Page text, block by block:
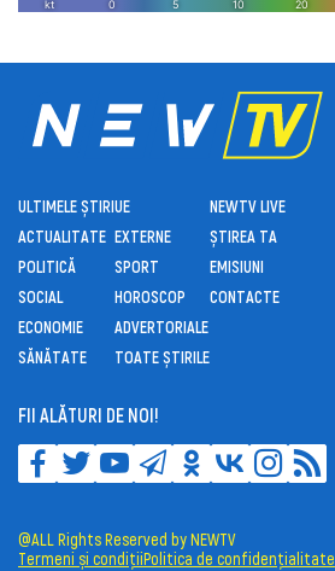
ULTIMELE ȘTIRI
ACTUALITATE
POLITICĂ
SOCIAL
ECONOMIE
SĂNĂTATE
UE
EXTERNE
SPORT
HOROSCOP
ADVERTORIALE
TOATE ȘTIRILE
NEWTV LIVE
ȘTIREA TA
EMISIUNI
CONTACTE
FII ALĂTURI DE NOI!
@ALL Rights Reserved by NEWTV
Termeni și condițiiPolitica de confidențialitate